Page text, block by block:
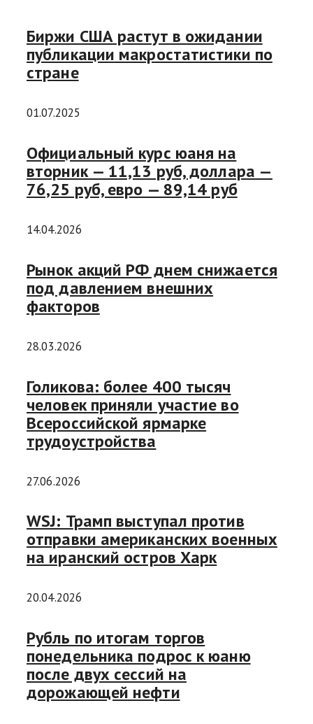
Биржи США растут в ожидании
публикации макростатистики по
стране
01.07.2025
Официальный курс юаня на
вторник — 11,13 руб, доллара —
76,25 руб, евро — 89,14 руб
14.04.2026
Рынок акций РФ днем снижается
под давлением внешних
факторов
28.03.2026
Голикова: более 400 тысяч
человек приняли участие во
Всероссийской ярмарке
трудоустройства
27.06.2026
WSJ: Трамп выступал против
отправки американских военных
на иранский остров Харк
20.04.2026
Рубль по итогам торгов
понедельника подрос к юаню
после двух сессий на
дорожающей нефти